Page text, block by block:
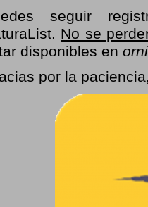
seguir
No se
disponibles en
por la